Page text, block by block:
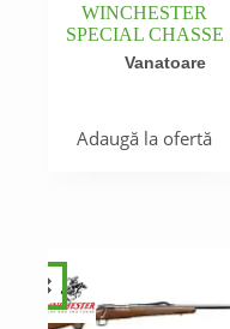
WINCHESTER
SPECIAL CHASSE
Vanatoare
Adaugă la ofertă